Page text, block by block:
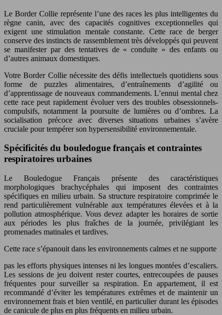
Le Border Collie représente l’une des races les plus intelligentes du
règne canin, avec des capacités cognitives exceptionnelles qui
exigent une stimulation mentale constante. Cette race de berger
conserve des instincts de rassemblement très développés qui peuvent
se manifester par des tentatives de « conduite » des enfants ou
d’autres animaux domestiques.
Votre Border Collie nécessite des défis intellectuels quotidiens sous
forme de puzzles alimentaires, d’entraînements d’agilité ou
d’apprentissage de nouveaux commandements. L’ennui mental chez
cette race peut rapidement évoluer vers des troubles obsessionnels-
compulsifs, notamment la poursuite de lumières ou d’ombres. La
socialisation précoce avec diverses situations urbaines s’avère
cruciale pour tempérer son hypersensibilité environnementale.
Spécificités du bouledogue français et contraintes
respiratoires urbaines
Le Bouledogue Français présente des caractéristiques
morphologiques brachycéphales qui imposent des contraintes
spécifiques en milieu urbain. Sa structure respiratoire comprimée le
rend particulièrement vulnérable aux températures élevées et à la
pollution atmosphérique. Vous devez adapter les horaires de sortie
aux périodes les plus fraîches de la journée, privilégiant les
promenades matinales et tardives.
Cette race s’épanouit dans les environnements calmes et ne supporte
pas les efforts physiques intenses ni les longues montées d’escaliers.
Les sessions de jeu doivent rester courtes, entrecoupées de pauses
fréquentes pour surveiller sa respiration. En appartement, il est
recommandé d’éviter les températures extrêmes et de maintenir un
environnement frais et bien ventilé, en particulier durant les épisodes
de canicule de plus en plus fréquents en milieu urbain.